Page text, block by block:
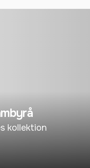
kollektion